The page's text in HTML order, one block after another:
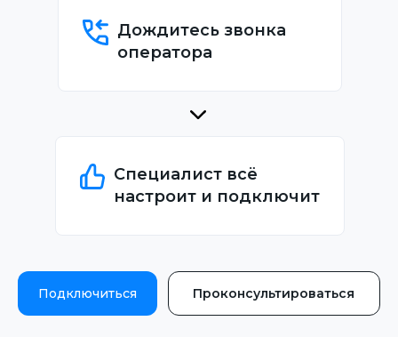
Дождитесь звонка
оператора
Специалист всё
настроит и подключит
Подключиться Проконсультироваться